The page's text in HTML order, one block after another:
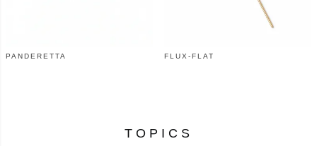
PANDERETTA FLUX-FLAT
TOPICS